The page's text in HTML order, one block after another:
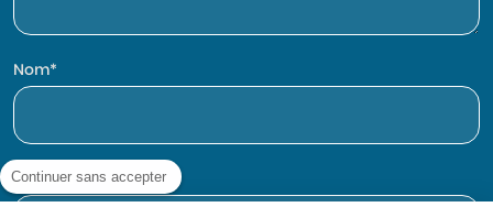
Nom
Prénom
Continuer sans accepter